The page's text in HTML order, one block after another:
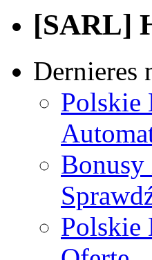
[SARL]
Dernieres
Polskie
Polskie